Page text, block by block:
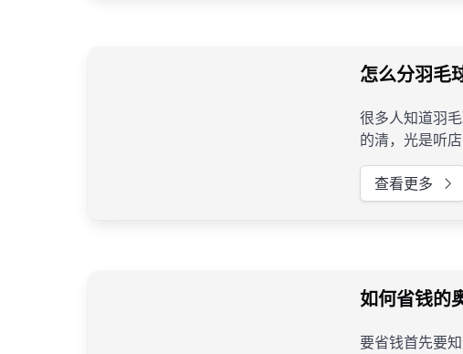
怎么分羽毛
很多人知道羽
的清，光是听
查看更多
如何省钱的
要省钱首先要